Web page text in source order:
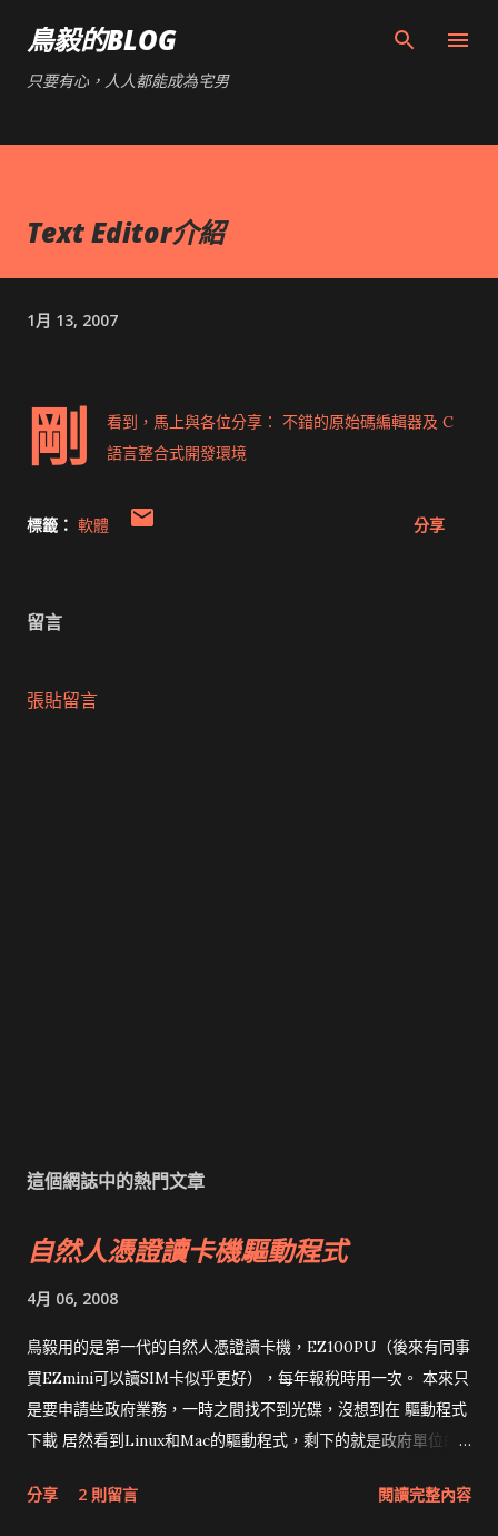
鳥毅的BLOG
只要有心，人人都能成為宅男
Text Editor介紹
1月 13, 2007
剛 看到，馬上與各位分享： 不錯的原始碼編輯器及 C
語言整合式開發環境
標籤： 軟體 分享
留言
張貼留言
這個網誌中的熱門文章
自然人憑證讀卡機驅動程式
4月 06, 2008
鳥毅用的是第一代的自然人憑證讀卡機，EZ100PU（後來有同事
買EZmini可以讀SIM卡似乎更好），每年報稅時用一次。 本來只
是要申請些政府業務，一時之間找不到光碟，沒想到在 驅動程式
下載 居然看到Linux和Mac的驅動程式，剩下的就是政府單位的
分享 2 則留言 閱讀完整內容